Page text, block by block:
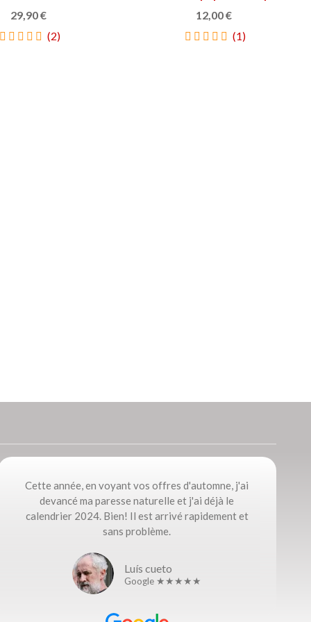
Cette année, en voyant vos offres d'automne, j'ai
devancé ma paresse naturelle et j'ai déjà le
calendrier 2024. Bien! Il est arrivé rapidement et
sans problème.
Luís cueto
Google ★★★★★